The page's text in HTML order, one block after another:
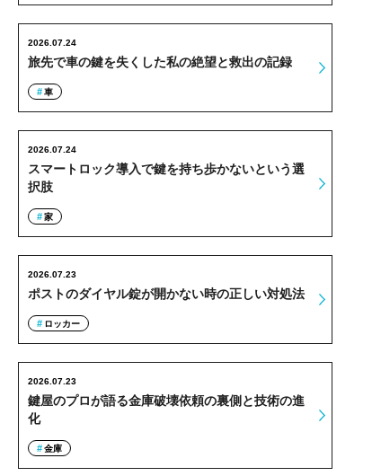
旅先で車の鍵を失くした私の絶望と救出の記録
2026.07.24
車
スマートロック導入で鍵を持ち歩かないという選
択肢
2026.07.24
家
ポストのダイヤル錠が開かない時の正しい対処法
2026.07.23
ロッカー
鍵屋のプロが語る金庫破壊依頼の裏側と技術の進
化
2026.07.23
金庫